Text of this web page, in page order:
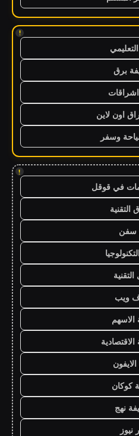
!
برق
اون لاين
وسفر
!
في قوقل
التقنية
سفن
ويب
الاسهم
كوكان
نهج
نيوز